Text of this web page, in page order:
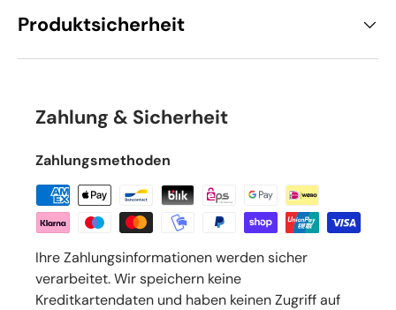
Produktsicherheit
Zahlung & Sicherheit
Zahlungsmethoden
Ihre Zahlungsinformationen werden sicher
verarbeitet. Wir speichern keine
Kreditkartendaten und haben keinen Zugriff auf